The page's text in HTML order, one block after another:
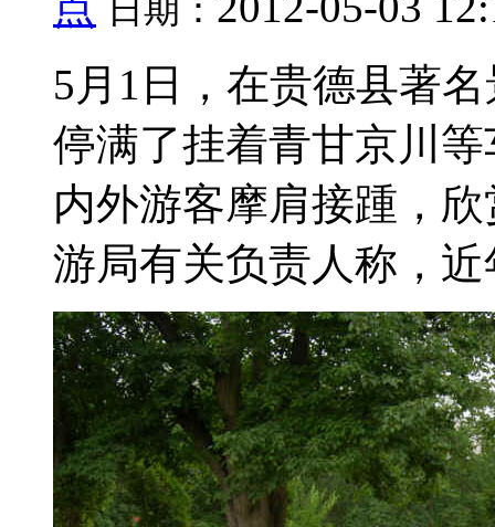
日期：
5月1日，在贵德县著
停满了挂着青甘京川
内外游客摩肩接踵，
游局有关负责人称，近